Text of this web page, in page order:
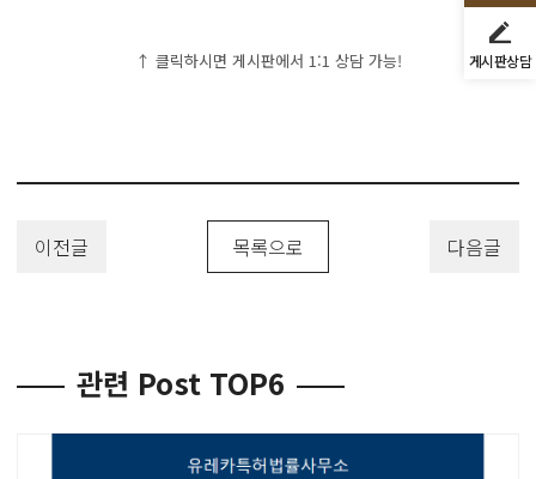
게시판상담
↑ 클릭하시면 게시판에서 1:1 상담 가능!
이전글 목록으로 다음글
관련 Post TOP6